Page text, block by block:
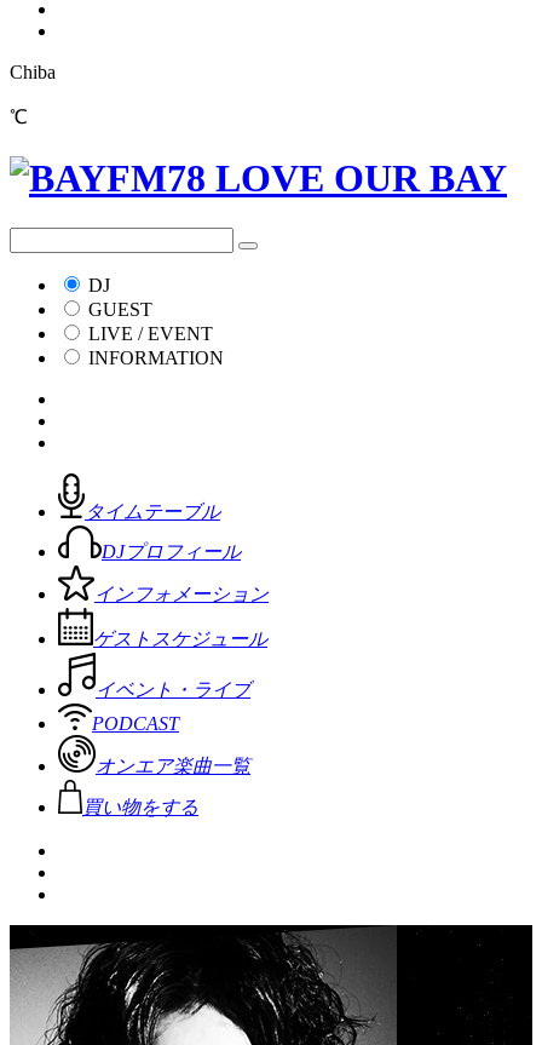
Chiba
℃
DJ
GUEST
LIVE / EVENT
INFORMATION
タイムテーブル
DJプロフィール
インフォメーション
ゲストスケジュール
イベント・ライブ
PODCAST
オンエア楽曲一覧
買い物をする